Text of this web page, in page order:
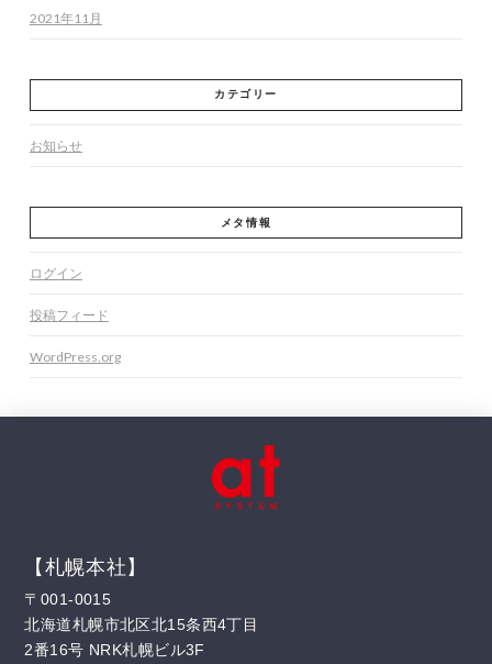
2021年11月
カテゴリー
お知らせ
メタ情報
ログイン
投稿フィード
WordPress.org
【札幌本社】
〒001-0015
北海道札幌市北区北15条西4丁目
2番16号 NRK札幌ビル3F